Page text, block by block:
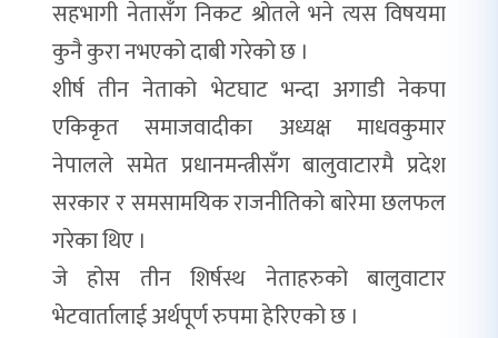
सहभागी नेतासँग निकट श्रोतले भने त्यस विषयमा
कुनै कुरा नभएको दाबी गरेको छ ।
शीर्ष तीन नेताको भेटघाट भन्दा अगाडी नेकपा
एकिकृत समाजवादीका अध्यक्ष माधवकुमार
नेपालले समेत प्रधानमन्त्रीसँग बालुवाटारमै प्रदेश
सरकार र समसामयिक राजनीतिको बारेमा छलफल
गरेका थिए ।
जे होस तीन शिर्षस्थ नेताहरुको बालुवाटार
भेटवार्तालाई अर्थपूर्ण रुपमा हेरिएको छ ।